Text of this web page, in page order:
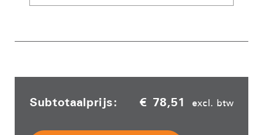
Subtotaalprijs: € 78,51 excl. btw